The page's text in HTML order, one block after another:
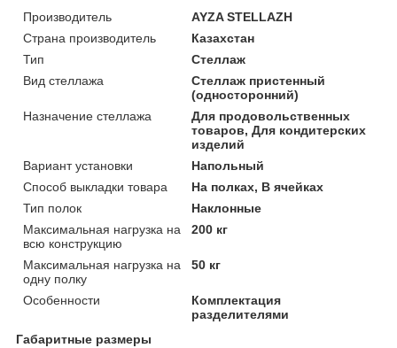
Производитель
AYZA STELLAZH
Страна производитель
Казахстан
Тип
Стеллаж
Вид стеллажа
Стеллаж пристенный
(односторонний)
Назначение стеллажа
Для продовольственных
товаров, Для кондитерских
изделий
Вариант установки
Напольный
Способ выкладки товара
На полках, В ячейках
Тип полок
Наклонные
Максимальная нагрузка на
всю конструкцию
200 кг
Максимальная нагрузка на
одну полку
50 кг
Особенности
Комплектация
разделителями
Габаритные размеры